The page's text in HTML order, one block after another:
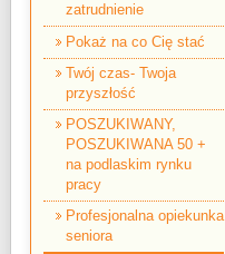
zatrudnienie
Pokaż na co Cię stać
Twój czas- Twoja
przyszłość
POSZUKIWANY,
POSZUKIWANA 50 +
na podlaskim rynku
pracy
Profesjonalna opiekunka
seniora